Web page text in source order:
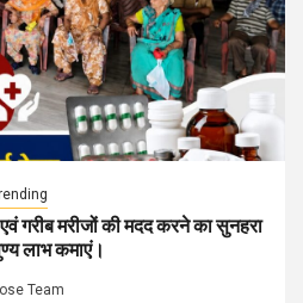
मरीजों की मदद करने का सुनहरा
लाभ कमाएं।
Team